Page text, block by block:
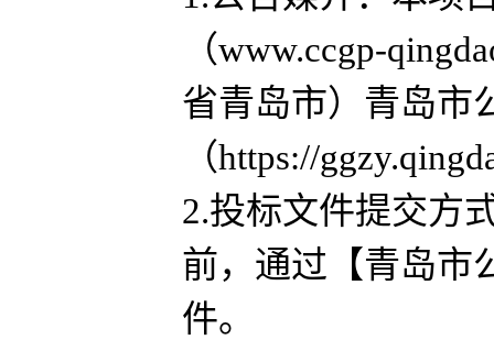
（www.ccgp-
省青岛市）青岛市
（https://
2.投标文件提交方
前，通过【青岛市
件。